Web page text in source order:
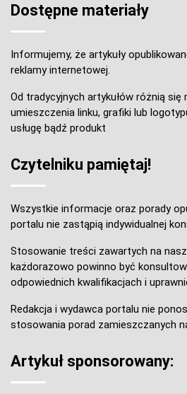
Dostępne materiały
Informujemy, że artykuły
reklamy internetowej.
Od tradycyjnych artykułów różnią się
umieszczenia linku, grafiki lub
usługę bądź produkt
Czytelniku pamiętaj!
Wszystkie informacje oraz porady
portalu nie zastąpią indywidualnej
Stosowanie treści zawartych na
każdorazowo powinno być
odpowiednich kwalifikacjach i
Redakcja i wydawca portalu nie
stosowania porad zamieszczanych
Artykuł sponsorowany: